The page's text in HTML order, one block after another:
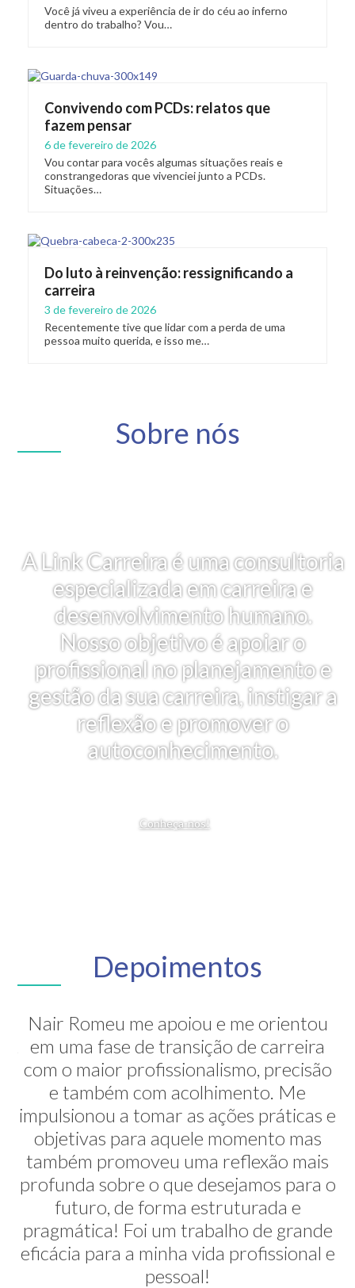
Você já viveu a experiência de ir do céu ao inferno
dentro do trabalho? Vou…
Convivendo com PCDs: relatos que
fazem pensar
6 de fevereiro de 2026
Vou contar para vocês algumas situações reais e
constrangedoras que vivenciei junto a PCDs.
Situações…
Do luto à reinvenção: ressignificando a
carreira
3 de fevereiro de 2026
Recentemente tive que lidar com a perda de uma
pessoa muito querida, e isso me…
Sobre nós
A Link Carreira é uma consultoria
especializada em carreira e
desenvolvimento humano.
Nosso objetivo é apoiar o
profissional no planejamento e
gestão da sua carreira, instigar a
reflexão e promover o
autoconhecimento.
Conheça-nos!
Depoimentos
Nair Romeu me apoiou e me orientou
em uma fase de transição de carreira
com o maior profissionalismo, precisão
e também com acolhimento. Me
impulsionou a tomar as ações práticas e
objetivas para aquele momento mas
também promoveu uma reflexão mais
profunda sobre o que desejamos para o
futuro, de forma estruturada e
pragmática! Foi um trabalho de grande
eficácia para a minha vida profissional e
pessoal!
A Nair é inesquecível! Através de sua
grande competência ela me mostrou
alternativas na minha transição de
carreira. E ela faz isso de uma maneira
muito sútil e elegante. Hoje exerço uma
profissão nunca pensada antes. Meus
agradecimentos!
Erica Rodrigues
Consultora em Qualidade, Meio Ambiente, Saúde e
Segurança do Trabalho